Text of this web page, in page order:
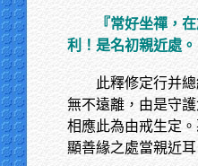
『常好坐禪，
利！是名初親近處。
此釋修定行并
無不遠離，由是守
相應此為由戒生定
顯善緣之處當親近